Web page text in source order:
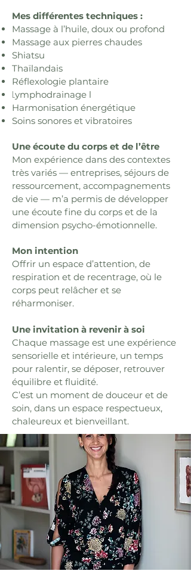
Mes différentes techniques :
Massage à l’huile, doux ou profond
Massage aux pierres chaudes
Shiatsu
Thaïlandais
Réflexologie plantaire
Lymphodrainage l
Harmonisation énergétique
Soins sonores et vibratoires
Une écoute du corps et de l’être
Mon expérience dans des contextes
très variés — entreprises, séjours de
ressourcement, accompagnements
de vie — m’a permis de développer
une écoute fine du corps et de la
dimension psycho-émotionnelle.
Mon intention
Offrir un espace d’attention, de
respiration et de recentrage, où le
corps peut relâcher et se
réharmoniser.
Une invitation à revenir à soi
Chaque massage est une expérience
sensorielle et intérieure, un temps
pour ralentir, se déposer, retrouver
équilibre et fluidité.
C’est un moment de douceur et de
soin, dans un espace respectueux,
chaleureux et bienveillant.